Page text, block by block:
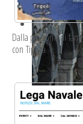
Dalla passione di
con Tipota